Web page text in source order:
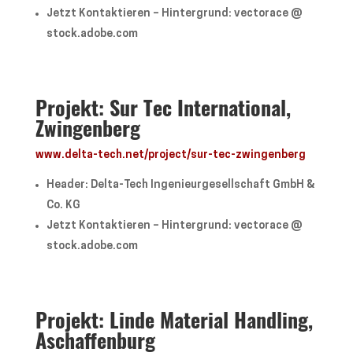
Jetzt Kontaktieren – Hintergrund: vectorace @
stock.adobe.com
Projekt: Sur Tec International,
Zwingenberg
www.delta-tech.net/project/sur-tec-zwingenberg
Header: Delta-Tech Ingenieurgesellschaft GmbH &
Co. KG
Jetzt Kontaktieren – Hintergrund: vectorace @
stock.adobe.com
Projekt: Linde Material Handling,
Aschaffenburg